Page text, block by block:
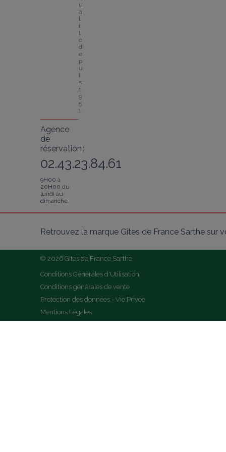
u
a
l
i
t
é
d
e
p
u
i
s
1
9
5
1
Agence
de
réservation :
02.43.23.84.61
9H00 à
20H00 du
lundi au
dimanche
Retrouvez la marque Gîtes de France Sarthe sur
© 2026 Gîtes de France Sarthe
Conditions Générales d'Utilisation
Conditions générales de vente
Protection des données - Vie Privée
Mentions Légales